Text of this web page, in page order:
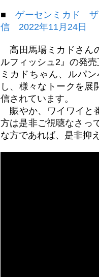
■ゲーセンミカド
信 2022年11月24日
高田馬場ミカドさん
ルフィッシュ2』の発
ミカドちゃん、ルパ
し、様々なトークを展
信されています。
賑やか、ワイワイと
方は是非ご視聴なさっ
な方であれば、是非抑